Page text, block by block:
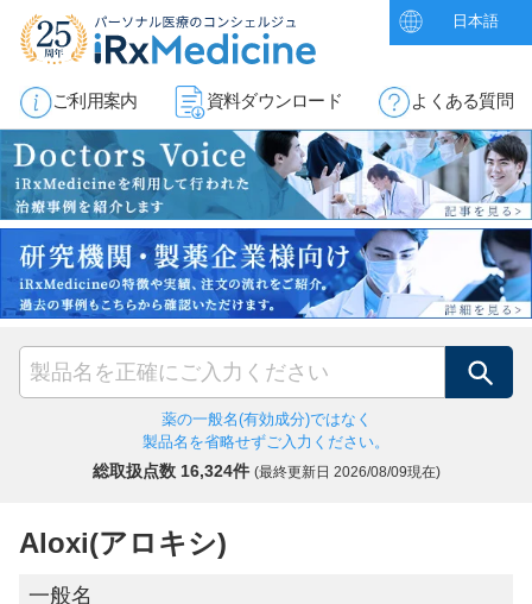
日本語
ご利用案内 資料ダウンロード よくある質問
検索
薬の一般名(有効成分)ではなく
製品名を省略せずご入力ください。
総取扱点数 16,324件 (最終更新日 2026/08/09現在)
Aloxi(アロキシ)
一般名